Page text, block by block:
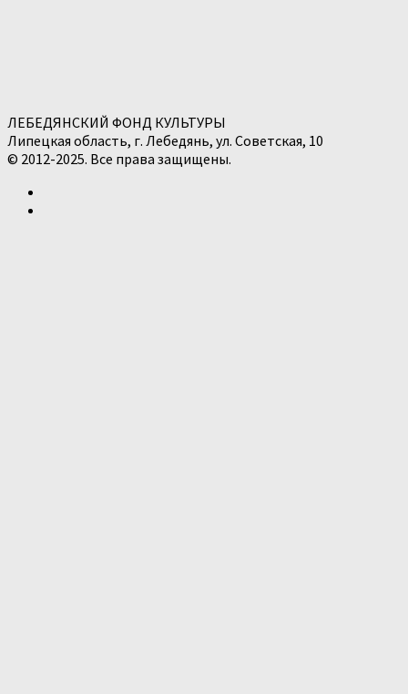
ЛЕБЕДЯНСКИЙ ФОНД КУЛЬТУРЫ
Липецкая область, г. Лебедянь, ул. Советская, 10
© 2012-2025. Все права защищены.